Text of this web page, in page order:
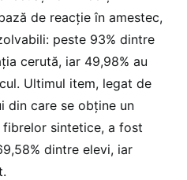
de reacție în amestec,
peste 93% dintre
cerută, iar 49,98% au
Ultimul item, legat de
din care se obține un
sintetice, a fost
dintre elevi, iar